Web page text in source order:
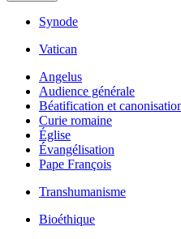
Synode
Vatican
Angelus
Audience générale
Béatification et
Curie romaine
Église
Évangélisation
Pape François
Transhumanisme
Bioéthique